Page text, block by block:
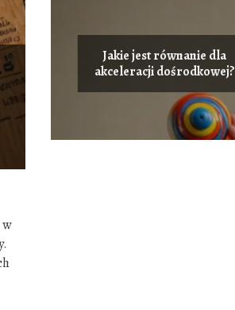
Jakie jest równanie dla
akceleracji dośrodkowej?